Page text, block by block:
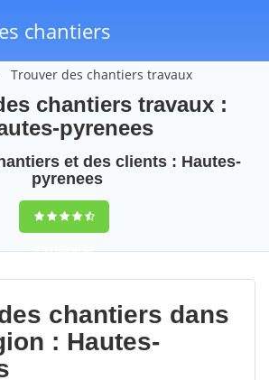
chantiers
Trouver des chantiers travaux
chantiers travaux :
pyrenees
et des clients : Hautes-
pyrenees
9,5(100%)62
votes
chantiers dans
: Hautes-